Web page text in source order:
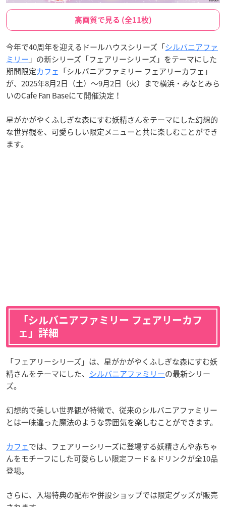
高画質で見る (全11枚)
今年で40周年を迎えるドールハウスシリーズ「シルバニアファ
ミリー 」の新シリーズ「フェアリーシリーズ」をテーマにした
期間限定カフェ 「シルバニアファミリー フェアリーカフェ」
が、2025年8月2日（土）〜9月2日（火）まで横浜・みなとみら
いのCafe Fan Baseにて開催決定！
星がかがやくふしぎな森にすむ妖精さんをテーマにした幻想的
な世界観を、可愛らしい限定メニューと共に楽しむことができ
ます。
「シルバニアファミリー フェアリーカフ
ェ」詳細
「フェアリーシリーズ」は、星がかがやくふしぎな森にすむ妖
精さんをテーマにした、 シルバニアファミリーの最新シリー
ズ。
幻想的で美しい世界観が特徴で、従来のシルバニアファミリー
とは一味違った魔法のような雰囲気を楽しむことができます。
カフェでは、フェアリーシリーズに登場する妖精さんや赤ちゃ
んをモチーフにした可愛らしい限定フード＆ドリンクが全10品
登場。
さらに、入場特典の配布や併設ショップでは限定グッズが販売